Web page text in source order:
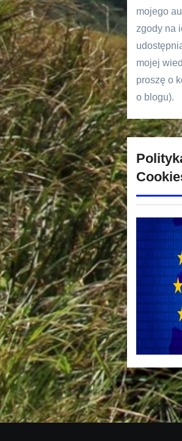
mojego
zgody na
mojej
proszę o
o blogu).